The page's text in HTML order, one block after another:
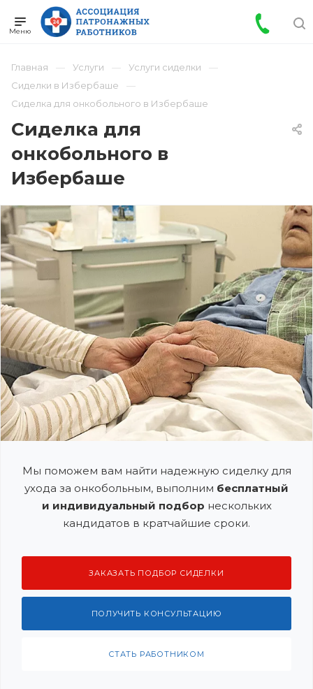
Главная Услуги
Услуги сиделки
Сиделки в Избербаше
Сиделка для онкобольного в Избербаше
Сиделка для
онкобольного в
Избербаше
Мы поможем вам найти надежную сиделку для
ухода за онкобольным, выполним бесплатный
и индивидуальный подбор нескольких
кандидатов в кратчайшие сроки.
ЗАКАЗАТЬ ПОДБОР СИДЕЛКИ
ПОЛУЧИТЬ КОНСУЛЬТАЦИЮ
СТАТЬ РАБОТНИКОМ